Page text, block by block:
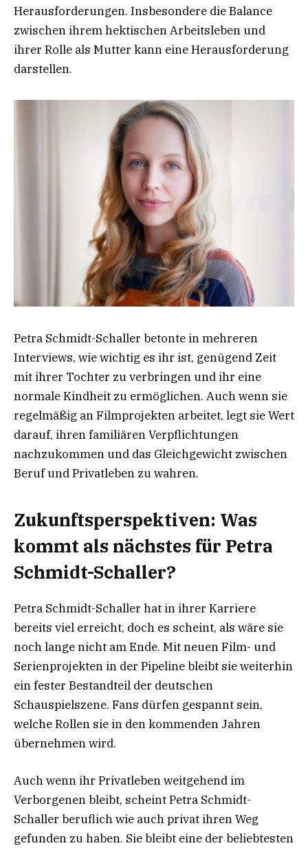
Herausforderungen. Insbesondere die Balance
zwischen ihrem hektischen Arbeitsleben und
ihrer Rolle als Mutter kann eine Herausforderung
darstellen.
Petra Schmidt-Schaller betonte in mehreren
Interviews, wie wichtig es ihr ist, genügend Zeit
mit ihrer Tochter zu verbringen und ihr eine
normale Kindheit zu ermöglichen. Auch wenn sie
regelmäßig an Filmprojekten arbeitet, legt sie Wert
darauf, ihren familiären Verpflichtungen
nachzukommen und das Gleichgewicht zwischen
Beruf und Privatleben zu wahren.
Zukunftsperspektiven: Was
kommt als nächstes für Petra
Schmidt-Schaller?
Petra Schmidt-Schaller hat in ihrer Karriere
bereits viel erreicht, doch es scheint, als wäre sie
noch lange nicht am Ende. Mit neuen Film- und
Serienprojekten in der Pipeline bleibt sie weiterhin
ein fester Bestandteil der deutschen
Schauspielszene. Fans dürfen gespannt sein,
welche Rollen sie in den kommenden Jahren
übernehmen wird.
Auch wenn ihr Privatleben weitgehend im
Verborgenen bleibt, scheint Petra Schmidt-
Schaller beruflich wie auch privat ihren Weg
gefunden zu haben. Sie bleibt eine der beliebtesten